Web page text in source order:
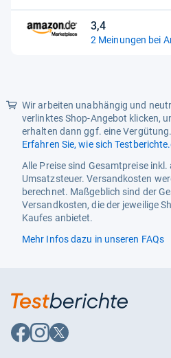
Sternen
3,4
3,4
von
2 Meinungen bei
Wir arbeiten unabhängig und
verlinktes Shop-Angebot klicken,
erhalten dann ggf. eine Vergütung.
Erfahren Sie, wie sich
Alle Preise sind Gesamtpreise
Umsatzsteuer. Versandkosten
berechnet. Maßgeblich sind der
Versandkosten, die der jeweilige
Kaufes anbietet.
Mehr Infos dazu in unseren FAQs
Auf
Facebook
Auf
Instagram
Auf
X